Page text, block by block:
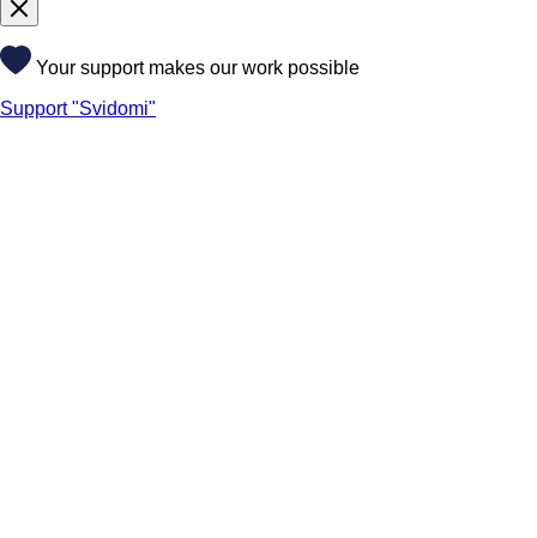
Your support makes our work possible
Support "Svidomi"